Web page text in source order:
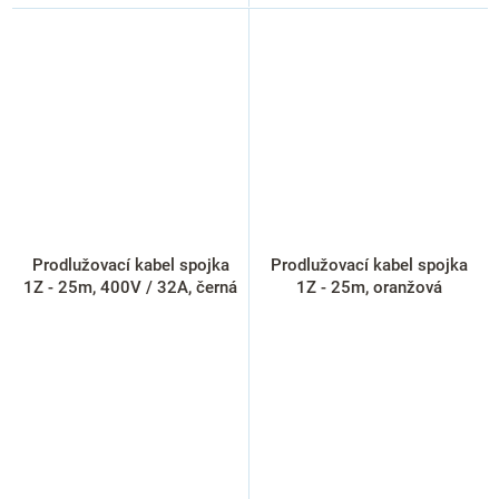
Prodlužovací kabel spojka
1Z - 25m, 400V / 32A, černá
Prodlužovací kabel spojka
1Z - 25m, oranžová